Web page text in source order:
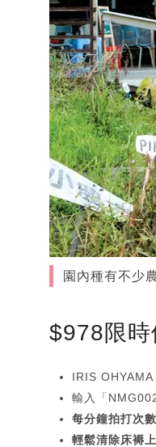
園內種有不少
$978限時
IRIS
輸入「
每分鐘拍打次
輕鬆清除床褥